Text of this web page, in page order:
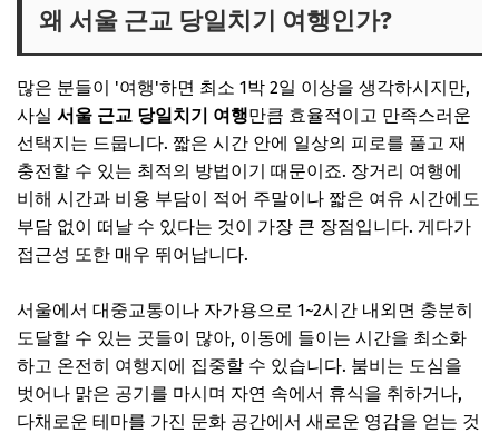
📌 지금 뜨는 꿀정보! 놓치지 마세요
추가할인 코드 WRVE6
막힘 없는 자연 휴식! 북한강 드라이브 & 양평/가평 숲길 코
스
북한강변을 따라 펼쳐지는 그림 같은 풍경
📌 지금 뜨는 꿀정보! 놓치지 마세요
추가할인 코드 WRVE6
문화와 예술의 향연, 파주 감성 나들이 코스
📌 지금 뜨는 꿀정보! 놓치지 마세요
추가할인 코드 WRVE6
탁 트인 서해 바다, 강화도 해안도로 투어 & 역사 탐방
왜 서울 근교 당일치기 여행인가?
많은 분들이 '여행'하면 최소 1박 2일 이상을 생각하시지만,
사실 서울 근교 당일치기 여행만큼 효율적이고 만족스러운
선택지는 드뭅니다. 짧은 시간 안에 일상의 피로를 풀고 재
충전할 수 있는 최적의 방법이기 때문이죠. 장거리 여행에
비해 시간과 비용 부담이 적어 주말이나 짧은 여유 시간에도
부담 없이 떠날 수 있다는 것이 가장 큰 장점입니다. 게다가
접근성 또한 매우 뛰어납니다.
서울에서 대중교통이나 자가용으로 1~2시간 내외면 충분히
도달할 수 있는 곳들이 많아, 이동에 들이는 시간을 최소화
하고 온전히 여행지에 집중할 수 있습니다. 붐비는 도심을
벗어나 맑은 공기를 마시며 자연 속에서 휴식을 취하거나,
다채로운 테마를 가진 문화 공간에서 새로운 영감을 얻는 것